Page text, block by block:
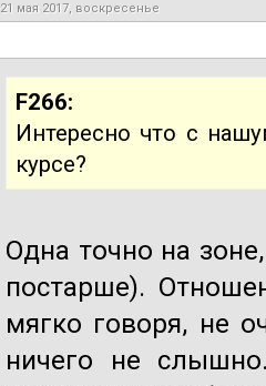
21 мая 2017, воскресенье
F266:
Интересно что с
курсе?
Одна точно на
постарше).
мягко говоря, не
ничего не